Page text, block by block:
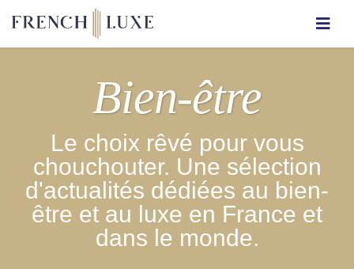
Bien-être
Le choix rêvé pour vous
chouchouter. Une sélection
d'actualités dédiées au bien-
être et au luxe en France et
dans le monde.